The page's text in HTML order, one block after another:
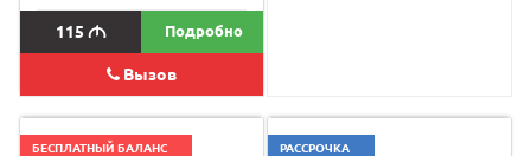
115 M Подробно
Вызов
БЕСПЛАТНЫЙ БАЛАНС РАССРОЧКА